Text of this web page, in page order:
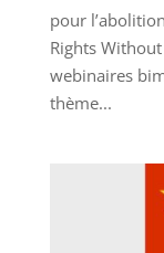
pour
Rights
webinaires
thème...